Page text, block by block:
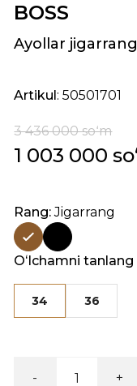
BOSS
Ayollar
Artikul: 50501701
3 436 000 soʻm
1 003 000
Rang:Jigarrang
Oʻlchamni tanlang
34 36
- +